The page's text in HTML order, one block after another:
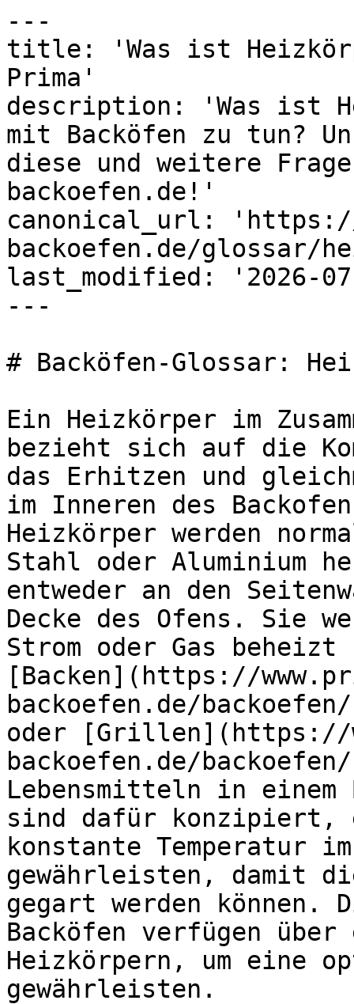
---
title: 'Was ist
Prima'
description: 'Was ist
mit Backöfen zu tun?
diese und weitere
backoefen.de!'
canonical_url: 'https://
backoefen.de/glossar/
last_modified: '2026-
---
# Backöfen-Glossar:
Ein Heizkörper im
bezieht sich auf die
das Erhitzen und
im Inneren des
Heizkörper werden
Stahl oder Aluminium
entweder an den
Decke des Ofens. Sie
Strom oder Gas beheizt
[Backen](https://
backoefen.de/
oder [Grillen](https://
backoefen.de/
Lebensmitteln in einem
sind dafür konzipiert,
konstante Temperatur
gewährleisten, damit
gegart werden können.
Backöfen verfügen
Heizkörpern, um eine
gewährleisten.